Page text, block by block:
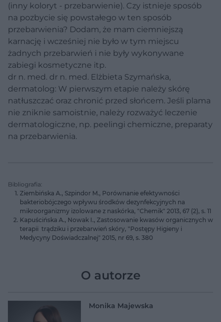
(inny koloryt - przebarwienie). Czy istnieje sposób
na pozbycie się powstałego w ten sposób
przebarwienia? Dodam, że mam ciemniejszą
karnację i wcześniej nie było w tym miejscu
żadnych przebarwień i nie były wykonywane
zabiegi kosmetyczne itp.
dr n. med. dr n. med. Elżbieta Szymańska,
dermatolog: W pierwszym etapie należy skórę
natłuszczać oraz chronić przed słońcem. Jeśli plama
nie zniknie samoistnie, należy rozważyć leczenie
dermatologiczne, np. peelingi chemiczne, preparaty
na przebarwienia.
Bibliografia:
Ziembińska A., Szpindor M., Porównanie efektywności
bakteriobójczego wpływu środków dezynfekcyjnych na
mikroorganizmy izolowane z naskórka, "Chemik" 2013, 67 (2), s. 11
Kapuścińska A., Nowak I., Zastosowanie kwasów organicznych w
terapii trądziku i przebarwień skóry, "Postępy Higieny i
Medycyny Doświadczalnej" 2015, nr 69, s. 380
O autorze
Monika Majewska